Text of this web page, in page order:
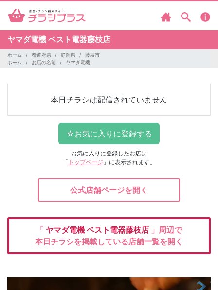
ヤマダ電機 ベスト電器藤枝店
ホーム 都道府県 静岡県
藤枝市
ホーム
お店の名前 ヤマダ電機
本日チラシは配信されていません
お気に入りに登録したお店は
「 トップページ 」に表示されます。
公式店舗ページを開く
「 ヤマダ電機 ベスト電器藤枝店 」周辺で
本日チラシを掲載している店舗一覧を開く